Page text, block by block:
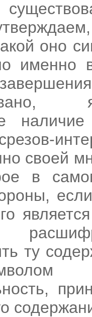
оно
именно
своей
в
ту